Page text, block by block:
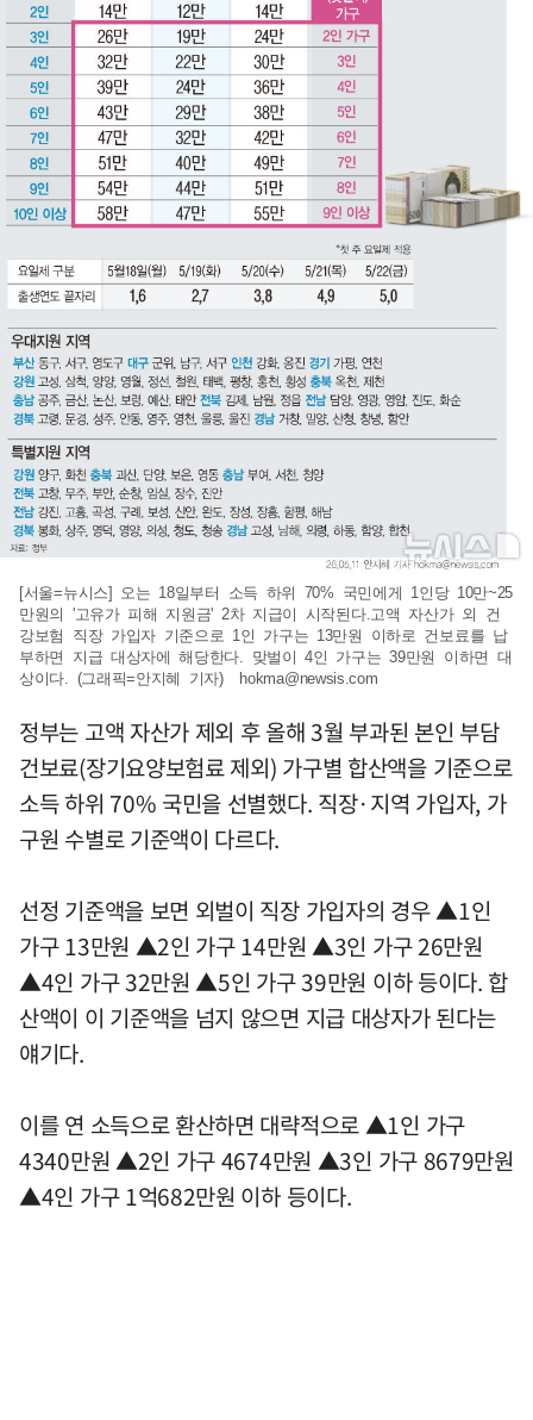
[서울=뉴시스] 오는 18일부터 소득 하위 70% 국민에게 1인당 10만~25
만원의 '고유가 피해 지원금' 2차 지급이 시작된다.고액 자산가 외 건
강보험 직장 가입자 기준으로 1인 가구는 13만원 이하로 건보료를 납
부하면 지급 대상자에 해당한다. 맞벌이 4인 가구는 39만원 이하면 대
상이다. (그래픽=안지혜 기자)
hokma@newsis.com
정부는 고액 자산가 제외 후 올해 3월 부과된 본인 부담
건보료(장기요양보험료 제외) 가구별 합산액을 기준으로
소득 하위 70% 국민을 선별했다. 직장·지역 가입자, 가
구원 수별로 기준액이 다르다.
선정 기준액을 보면 외벌이 직장 가입자의 경우 ▲1인
가구 13만원 ▲2인 가구 14만원 ▲3인 가구 26만원
▲4인 가구 32만원 ▲5인 가구 39만원 이하 등이다. 합
산액이 이 기준액을 넘지 않으면 지급 대상자가 된다는
얘기다.
이를 연 소득으로 환산하면 대략적으로 ▲1인 가구
4340만원 ▲2인 가구 4674만원 ▲3인 가구 8679만원
▲4인 가구 1억682만원 이하 등이다.